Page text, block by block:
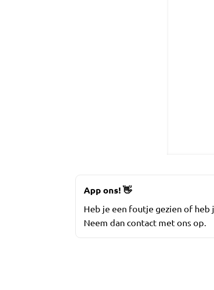
App ons!👋
Heb je een foutje gezien of
Neem dan contact met ons op.